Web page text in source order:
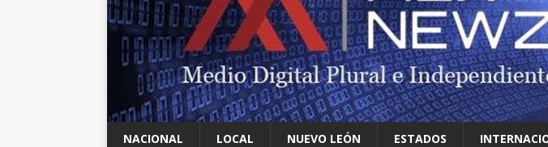
NACIONAL LOCAL NUEVO LEÓN ESTADOS